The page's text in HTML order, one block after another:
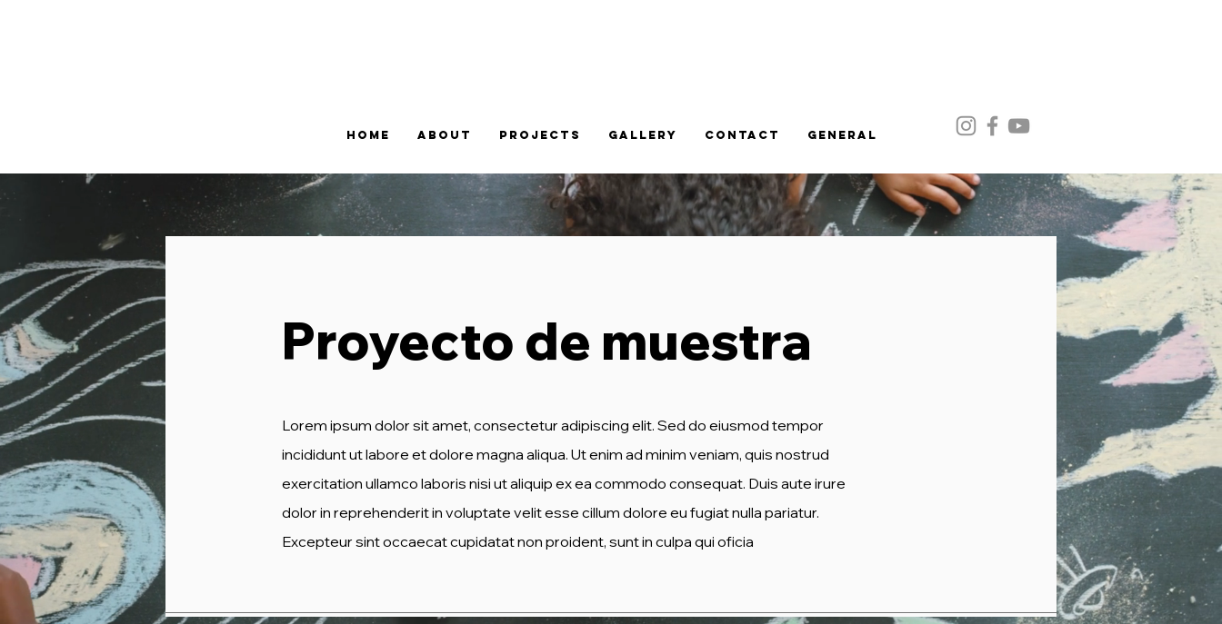
HOME ABOUT PROJECTS GALLERY CONTACT General
Proyecto de muestra
Lorem ipsum dolor sit amet, consectetur adipiscing elit. Sed do eiusmod tempor
incididunt ut labore et dolore magna aliqua. Ut enim ad minim veniam, quis nostrud
exercitation ullamco laboris nisi ut aliquip ex ea commodo consequat. Duis aute irure
dolor in reprehenderit in voluptate velit esse cillum dolore eu fugiat nulla pariatur.
Excepteur sint occaecat cupidatat non proident, sunt in culpa qui oficia